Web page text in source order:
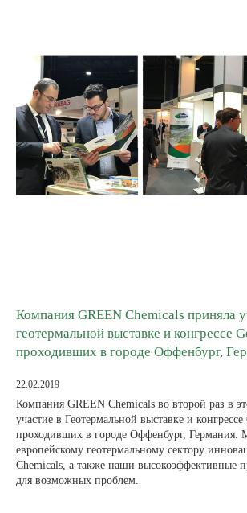
Компания GREEN Chemicals приняла
геотермальной выставке и конгрессе
проходивших в городе Оффенбург,
22.02.2019
Компания GREEN Chemicals во второй раз в
участие в Геотермальной выставке и
проходивших в городе Оффенбург, Германия.
европейскому геотермальному сектору
Chemicals, а также наши высокоэффективные
для возможных проблем.
Дух корпоративного предпринимательства
Форма Заявки на Работу
TreatON®